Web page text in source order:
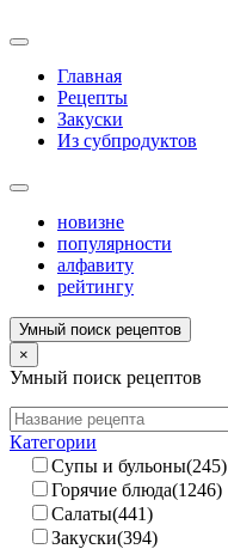
Главная
Рецепты
Закуски
Из субпродуктов
новизне
популярности
алфавиту
рейтингу
Умный поиск рецептов
×
Умный поиск рецептов
Категории
Супы и бульоны(245)
Горячие блюда(1246)
Салаты(441)
Закуски(394)